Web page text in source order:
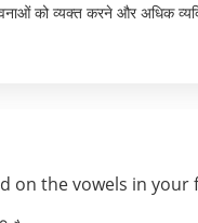
को व्यक्त करने और अधिक
on the vowels in your